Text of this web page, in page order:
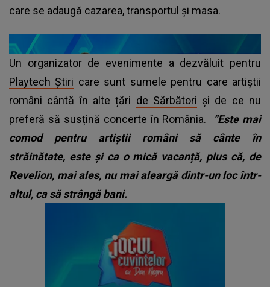
care se adaugă cazarea, transportul și masa.
Un organizator de evenimente a dezvăluit pentru
Playtech Știri care sunt sumele pentru care artiștii
români cântă în alte țări de Sărbători și de ce nu
preferă să susțină concerte în România.
”Este mai
comod pentru artiștii români să cânte în
străinătate, este și ca o mică vacanță, plus că, de
Revelion, mai ales, nu mai aleargă dintr-un loc într-
altul, ca să strângă bani.